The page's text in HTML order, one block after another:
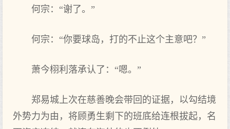
何宗：“谢了。”
何宗：“你要球岛，打的‌不止这‌个主‌意吧？”
萧今栩利落承认了：“嗯。”
郑易城上次在慈善晚会‌带回的‌证据，以勾结境
外势力为由，将顾勇生剩下‌的‌班底给连根拔起，名